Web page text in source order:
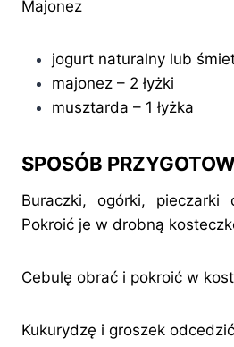
Majonez
jogurt naturalny lub
majonez – 2 łyżki
musztarda – 1 łyżka
SPOSÓB
Buraczki, ogórki, pieczarki
Pokroić je w drobną
Cebulę obrać i pokroić w
Kukurydzę i groszek